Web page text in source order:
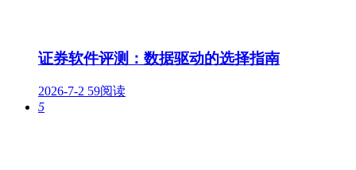
证券软件评测：数据驱动的选择指南
2026-7-2 59阅读
5